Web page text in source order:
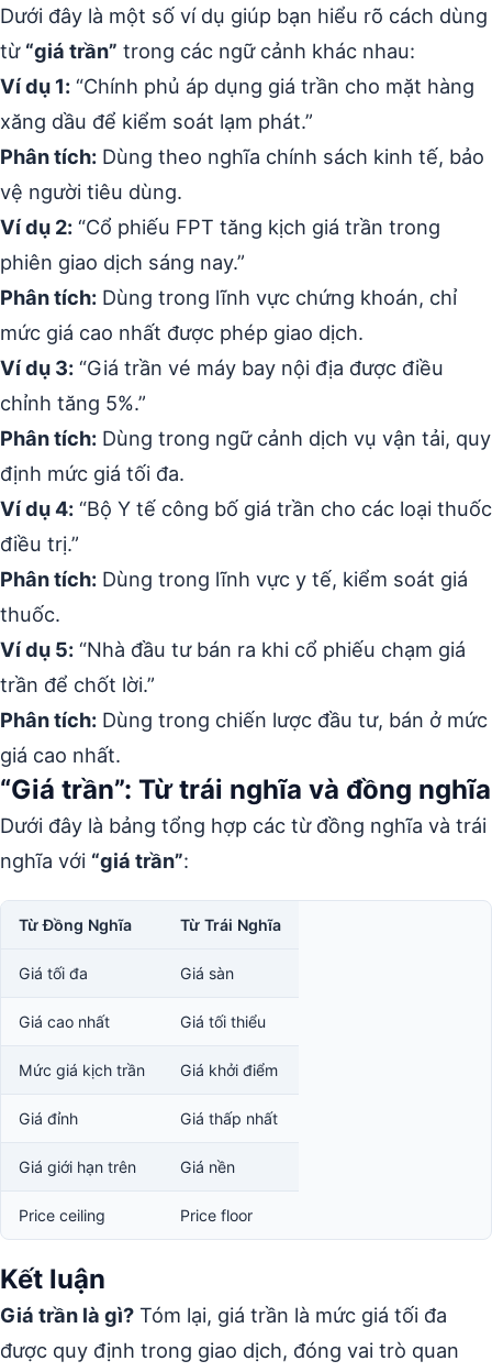
Dưới đây là một số ví dụ giúp bạn hiểu rõ cách dùng
từ “giá trần” trong các ngữ cảnh khác nhau:
Ví dụ 1: “Chính phủ áp dụng giá trần cho mặt hàng
xăng dầu để kiểm soát lạm phát.”
Phân tích: Dùng theo nghĩa chính sách kinh tế, bảo
vệ người tiêu dùng.
Ví dụ 2: “Cổ phiếu FPT tăng kịch giá trần trong
phiên giao dịch sáng nay.”
Phân tích: Dùng trong lĩnh vực chứng khoán, chỉ
mức giá cao nhất được phép giao dịch.
Ví dụ 3: “Giá trần vé máy bay nội địa được điều
chỉnh tăng 5%.”
Phân tích: Dùng trong ngữ cảnh dịch vụ vận tải, quy
định mức giá tối đa.
Ví dụ 4: “Bộ Y tế công bố giá trần cho các loại thuốc
điều trị.”
Phân tích: Dùng trong lĩnh vực y tế, kiểm soát giá
thuốc.
Ví dụ 5: “Nhà đầu tư bán ra khi cổ phiếu chạm giá
trần để chốt lời.”
Phân tích: Dùng trong chiến lược đầu tư, bán ở mức
giá cao nhất.
“Giá trần”: Từ trái nghĩa và đồng nghĩa
Dưới đây là bảng tổng hợp các từ đồng nghĩa và trái
nghĩa với “giá trần”:
Từ Đồng Nghĩa Từ Trái Nghĩa
Giá tối đa Giá sàn
Giá cao nhất Giá tối thiểu
Mức giá kịch trần Giá khởi điểm
Giá đỉnh Giá thấp nhất
Giá giới hạn trên Giá nền
Price ceiling Price floor
Kết luận
Giá trần là gì? Tóm lại, giá trần là mức giá tối đa
được quy định trong giao dịch, đóng vai trò quan